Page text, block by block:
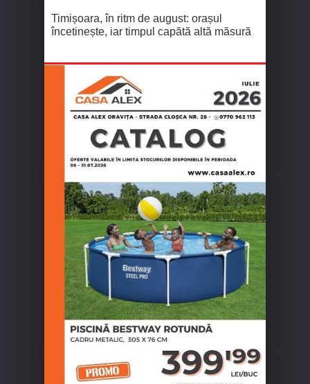
Timișoara, în ritm de august: orașul
încetinește, iar timpul capătă altă măsură